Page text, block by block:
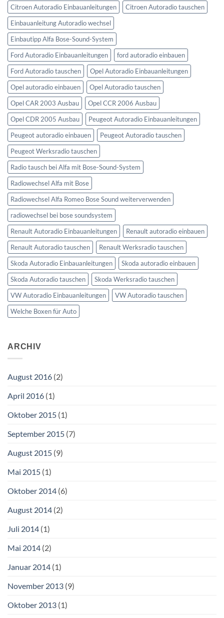
Citroen Autoradio Einbauanleitungen
Citroen Autoradio tauschen
Einbauanleitung Autoradio wechsel
Einbautipp Alfa Bose-Sound-System
Ford Autoradio Einbauanleitungen
ford autoradio einbauen
Ford Autoradio tauschen
Opel Autoradio Einbauanleitungen
Opel autoradio einbauen
Opel Autoradio tauschen
Opel CAR 2003 Ausbau
Opel CCR 2006 Ausbau
Opel CDR 2005 Ausbau
Peugeot Autoradio Einbauanleitungen
Peugeot autoradio einbauen
Peugeot Autoradio tauschen
Peugeot Werksradio tauschen
Radio tausch bei Alfa mit Bose-Sound-System
Radiowechsel Alfa mit Bose
Radiowechsel Alfa Romeo Bose Sound weiterverwenden
radiowechsel bei bose soundsystem‎
Renault Autoradio Einbauanleitungen
Renault autoradio einbauen
Renault Autoradio tauschen
Renault Werksradio tauschen
Skoda Autoradio Einbauanleitungen
Skoda autoradio einbauen
Skoda Autoradio tauschen
Skoda Werksradio tauschen
VW Autoradio Einbauanleitungen
VW Autoradio tauschen
Welche Boxen für Auto
ARCHIV
August 2016 (2)
April 2016 (1)
Oktober 2015 (1)
September 2015 (7)
August 2015 (9)
Mai 2015 (1)
Oktober 2014 (6)
August 2014 (2)
Juli 2014 (1)
Mai 2014 (2)
Januar 2014 (1)
November 2013 (9)
Oktober 2013 (1)